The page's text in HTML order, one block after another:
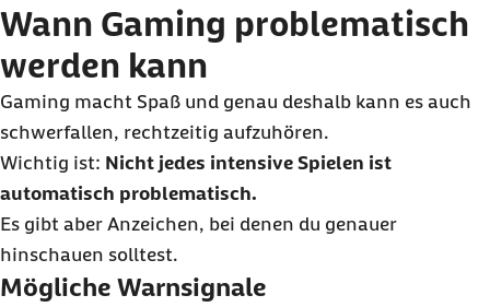
Wann Gaming problematisch
werden kann
Gaming macht Spaß und genau deshalb kann es auch
schwerfallen, rechtzeitig aufzuhören.
Wichtig ist: Nicht jedes intensive Spielen ist
automatisch problematisch.
Es gibt aber Anzeichen, bei denen du genauer
hinschauen solltest.
Mögliche Warnsignale